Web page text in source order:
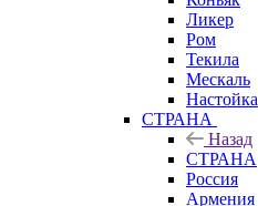
Ликер
Ром
Текила
Мескаль
Настойка
СТРАНА
Назад
СТРАНА
Россия
Армения